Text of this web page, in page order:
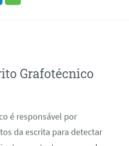
Grafotécnico
é responsável por
da escrita para detectar